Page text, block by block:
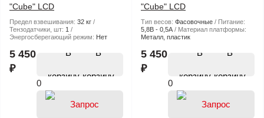
"Cube" LCD
Предел взвешивания: 32 кг
Тензодатчики, шт: 1
Энергосберегающий режим: Нет
5 450
₽
В
корзину
0
"Cube" LCD
Тип весов: Фасовочные
Питание:
5,8В - 0,5А
Материал платформы:
Металл, пластик
5 450
₽
В
корзину
0